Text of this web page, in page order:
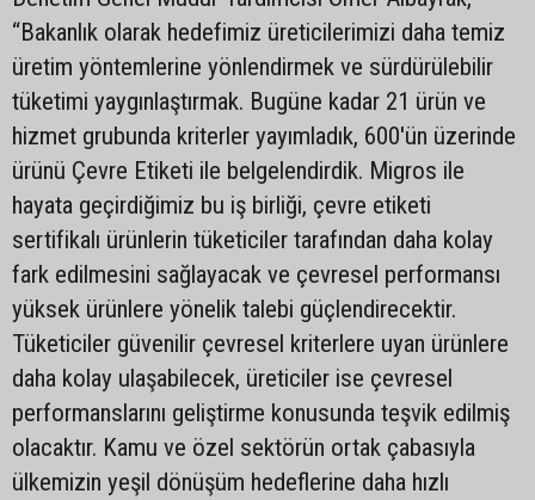
“Bakanlık olarak hedefimiz üreticilerimizi daha temiz
üretim yöntemlerine yönlendirmek ve sürdürülebilir
tüketimi yaygınlaştırmak. Bugüne kadar 21 ürün ve
hizmet grubunda kriterler yayımladık, 600'ün üzerinde
ürünü Çevre Etiketi ile belgelendirdik. Migros ile
hayata geçirdiğimiz bu iş birliği, çevre etiketi
sertifikalı ürünlerin tüketiciler tarafından daha kolay
fark edilmesini sağlayacak ve çevresel performansı
yüksek ürünlere yönelik talebi güçlendirecektir.
Tüketiciler güvenilir çevresel kriterlere uyan ürünlere
daha kolay ulaşabilecek, üreticiler ise çevresel
performanslarını geliştirme konusunda teşvik edilmiş
olacaktır. Kamu ve özel sektörün ortak çabasıyla
ülkemizin yeşil dönüşüm hedeflerine daha hızlı